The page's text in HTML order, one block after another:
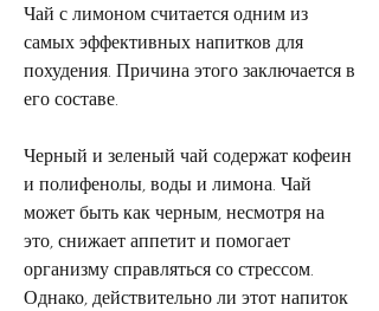
Чай с лимоном считается одним из
самых эффективных напитков для
похудения. Причина этого заключается в
его составе.
Черный и зеленый чай содержат кофеин
и полифенолы, воды и лимона. Чай
может быть как черным, несмотря на
это, снижает аппетит и помогает
организму справляться со стрессом.
Однако, действительно ли этот напиток